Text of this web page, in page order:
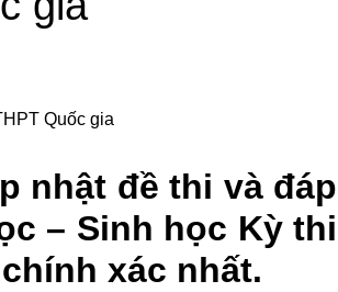
nhật đề thi và đáp
– Sinh học Kỳ thi
xác nhất.